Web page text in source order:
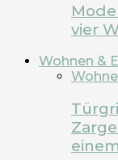
vier
Wohnen &